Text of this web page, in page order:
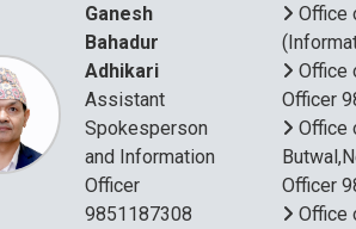
Ganesh
Bahadur
Adhikari
Assistant
Spokesperson
and Information
Officer
9851187308
Office
Office
Officer
Office
Officer
Office